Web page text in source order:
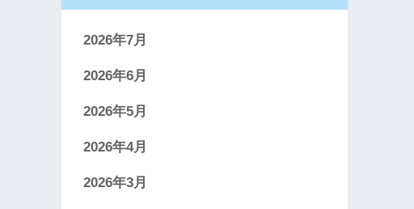
2026年7月
2026年6月
2026年5月
2026年4月
2026年3月